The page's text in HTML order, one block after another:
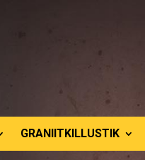
GRANIITKILLUSTIK